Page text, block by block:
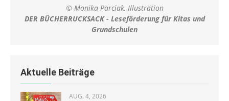
© Monika Parciak, Illustration
DER BÜCHERRUCKSACK - Leseförderung für Kitas und
Grundschulen
Aktuelle Beiträge
AUG. 4, 2026